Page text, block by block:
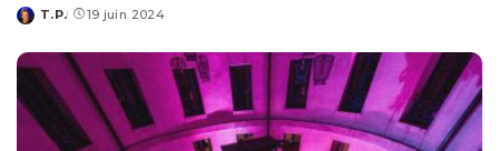
Posted
T.P. 19 juin 2024